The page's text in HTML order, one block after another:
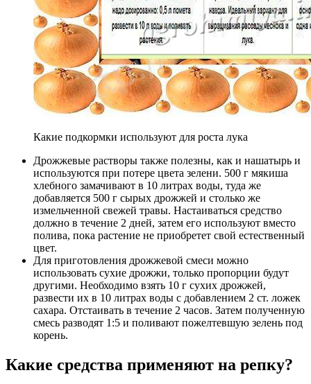
Какие подкормки используют для роста лука
Дрожжевые растворы также полезны, как и нашатырь и
используются при потере цвета зелени. 500 г мякиша
хлебного замачивают в 10 литрах воды, туда же
добавляется 500 г сырых дрожжей и столько же
измельченной свежей травы. Настаиваться средство
должно в течение 2 дней, затем его используют вместо
полива, пока растение не приобретет свой естественный
цвет.
Для приготовления дрожжевой смеси можно
использовать сухие дрожжи, только пропорции будут
другими. Необходимо взять 10 г сухих дрожжей,
развести их в 10 литрах воды с добавлением 2 ст. ложек
сахара. Отстаивать в течение 2 часов. Затем полученную
смесь разводят 1:5 и поливают пожелтевшую зелень под
корень.
Какие средства применяют на репку?